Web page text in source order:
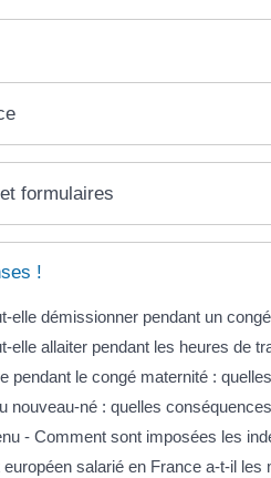
formulaires
!
elle démissionner pendant un
elle allaiter pendant les heures de
pendant le congé maternité :
nouveau-né : quelles
- Comment sont imposées les
salarié en France a-t-il